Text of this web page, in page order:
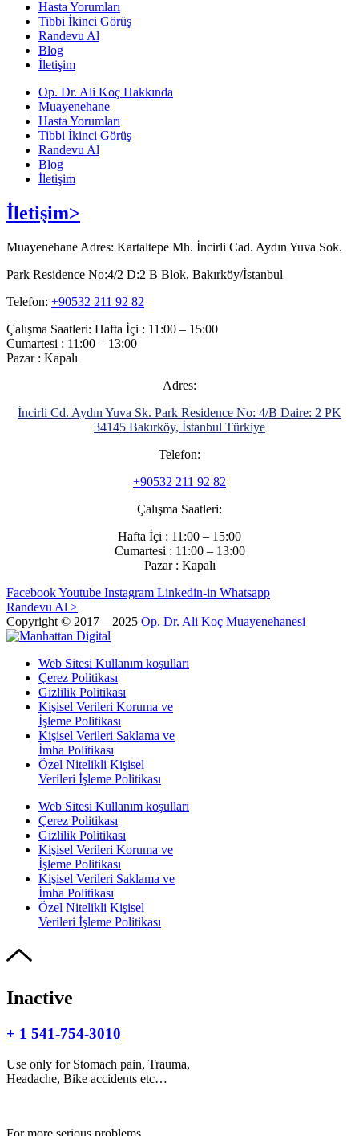
Hasta Yorumları
Tibbi İkinci Görüş
Randevu Al
Blog
İletişim
Op. Dr. Ali Koç Hakkında
Muayenehane
Hasta Yorumları
Tibbi İkinci Görüş
Randevu Al
Blog
İletişim
İletişim>
Muayenehane Adres: Kartaltepe Mh. İncirli Cad. Aydın Yuva Sok.
Park Residence No:4/2 D:2 B Blok, Bakırköy/İstanbul
Telefon: +90532 211 92 82
Çalışma Saatleri: Hafta İçi : 11:00 – 15:00
Cumartesi : 11:00 – 13:00
Pazar : Kapalı
Adres:
İncirli Cd. Aydın Yuva Sk. Park Residence No: 4/B Daire: 2 PK
34145 Bakırköy, İstanbul Türkiye
Telefon:
+90532 211 92 82
Çalışma Saatleri:
Hafta İçi : 11:00 – 15:00
Cumartesi : 11:00 – 13:00
Pazar : Kapalı
FacebookYoutube Instagram Linkedin-in Whatsapp
Randevu Al >
Copyright © 2017 – 2025 Op. Dr. Ali Koç Muayenehanesi
Web Sitesi Kullanım koşulları
Çerez Politikası
Gizlilik Politikası
Kişisel Verileri Koruma ve
İşleme Politikası
Kişisel Verileri Saklama ve
İmha Politikası
Özel Nitelikli Kişisel
Verileri İşleme Politikası
Web Sitesi Kullanım koşulları
Çerez Politikası
Gizlilik Politikası
Kişisel Verileri Koruma ve
İşleme Politikası
Kişisel Verileri Saklama ve
İmha Politikası
Özel Nitelikli Kişisel
Verileri İşleme Politikası
Inactive
+ 1 541-754-3010
Use only for Stomach pain, Trauma,
Headache, Bike accidents etc…